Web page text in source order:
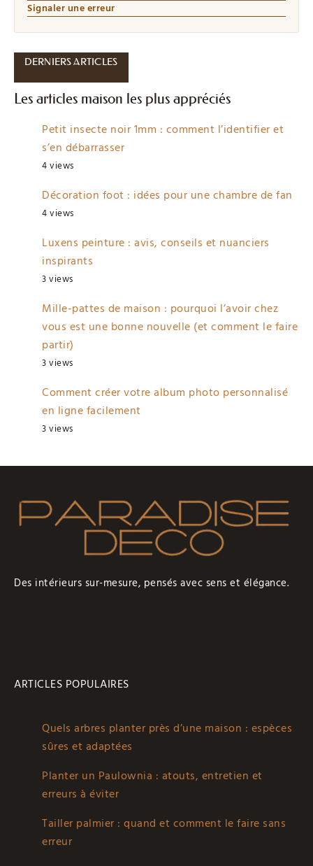
Signaler une erreur
DERNIERS ARTICLES
Les articles maison les plus appréciés
Petit insecte noir 1mm : comment l’identifier et
s’en débarrasser
4 views
Décoration foot : idées pour une chambre de fan
4 views
Luxens peinture : avis, conseils et nuanciers
inspirants
3 views
Mille-pattes de maison : pourquoi l’avoir chez
vous est une bonne nouvelle (et comment le faire
partir)
3 views
Comment créer votre album photo personnalisé
en ligne facilement
3 views
Des intérieurs sur-mesure, pensés avec sens et élégance.
ARTICLES POPULAIRES
Quels arbres planter près d’une maison : espèces
sûres et adaptées
Planter un Paulownia : atouts, entretien et
erreurs à éviter
Tailler palmier : quand et comment le faire sans
erreur